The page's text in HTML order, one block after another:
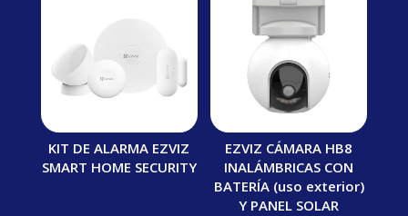
KIT DE ALARMA EZVIZ
SMART HOME SECURITY
EZVIZ CÁMARA HB8
INALÁMBRICAS CON
BATERÍA (uso exterior)
Y PANEL SOLAR